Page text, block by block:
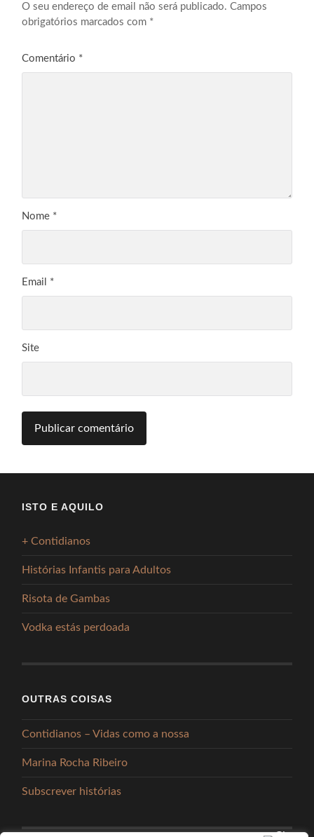
O seu endereço de email não será publicado. Campos
obrigatórios marcados com *
Comentário *
Nome *
Email *
Site
ISTO E AQUILO
+ Contidianos
Histórias Infantis para Adultos
Risota de Gambas
Vodka estás perdoada
OUTRAS COISAS
Contidianos – Vidas como a nossa
Marina Rocha Ribeiro
Subscrever histórias